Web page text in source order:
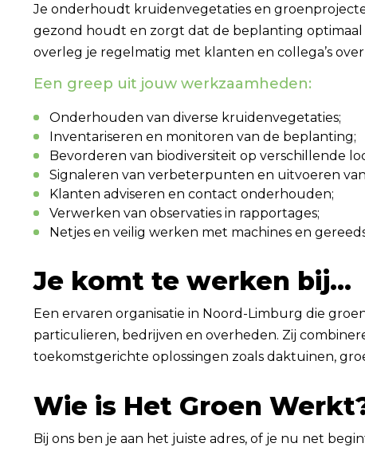
Je onderhoudt kruidenvegetaties en
gezond houdt en zorgt dat de beplanting
overleg je regelmatig met klanten en collega’s
Een greep uit jouw werkzaamheden:
Onderhouden van diverse kruidenvegetaties;
Inventariseren en monitoren van de beplanting;
Bevorderen van biodiversiteit op verschillende
Signaleren van verbeterpunten en uitvoeren
Klanten adviseren en contact onderhouden;
Verwerken van observaties in rapportages;
Netjes en veilig werken met machines en
Je komt te werken bij...
Een ervaren organisatie in Noord-Limburg die
particulieren, bedrijven en overheden. Zij
toekomstgerichte oplossingen zoals daktuinen,
Wie is Het Groen
Bij ons ben je aan het juiste adres, of je nu net